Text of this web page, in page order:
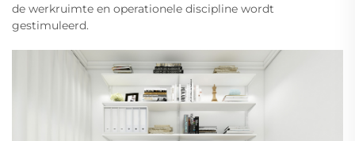
de werkruimte en operationele discipline wordt
gestimuleerd.